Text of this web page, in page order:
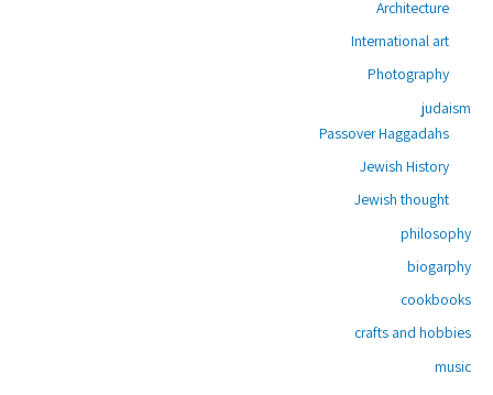
Architecture
International art
Photography
judaism
Passover Haggadahs
Jewish History
Jewish thought
philosophy
biogarphy
cookbooks
crafts and hobbies
music